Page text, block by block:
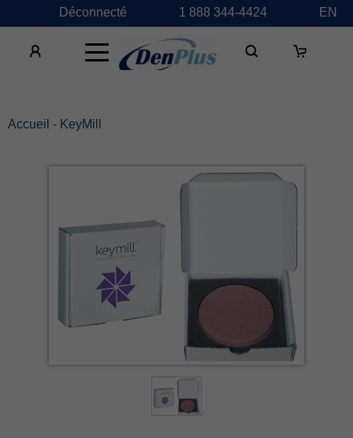
Déconnecté 1 888 344-4424 EN
×
Accueil - KeyMill